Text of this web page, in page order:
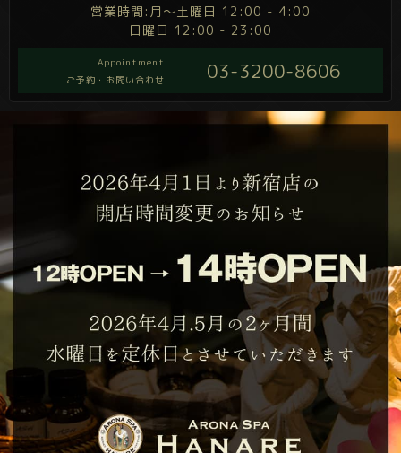
営業時間:月～土曜日 12:00 - 4:00
日曜日 12:00 - 23:00
Appointment
ご予約・お問い合わせ
03-3200-8606